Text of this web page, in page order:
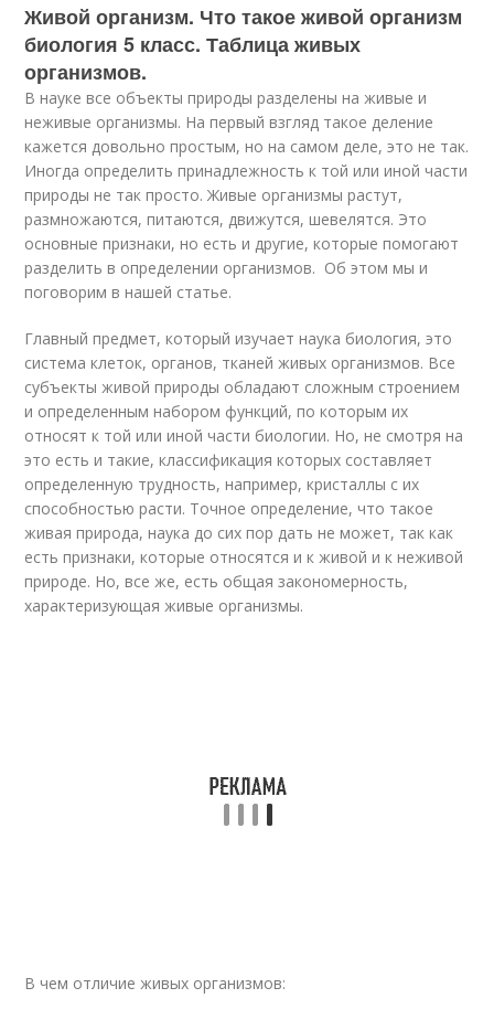
Живой организм. Что такое живой организм
биология 5 класс. Таблица живых
организмов.
В науке все объекты природы разделены на живые и
неживые организмы. На первый взгляд такое деление
кажется довольно простым, но на самом деле, это не так.
Иногда определить принадлежность к той или иной части
природы не так просто. Живые организмы растут,
размножаются, питаются, движутся, шевелятся. Это
основные признаки, но есть и другие, которые помогают
разделить в определении организмов. Об этом мы и
поговорим в нашей статье.
Главный предмет, который изучает наука биология, это
система клеток, органов, тканей живых организмов. Все
субъекты живой природы обладают сложным строением
и определенным набором функций, по которым их
относят к той или иной части биологии. Но, не смотря на
это есть и такие, классификация которых составляет
определенную трудность, например, кристаллы с их
способностью расти. Точное определение, что такое
живая природа, наука до сих пор дать не может, так как
есть признаки, которые относятся и к живой и к неживой
природе. Но, все же, есть общая закономерность,
характеризующая живые организмы.
В чем отличие живых организмов: